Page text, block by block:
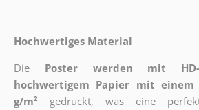
Hochwertiges Material
Die
Poster werden mit HD-
hochwertigem Papier mit
g/m²
gedruckt, was eine